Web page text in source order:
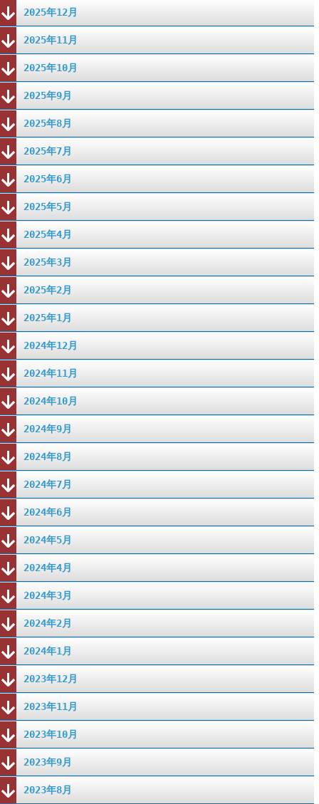
2025年12月
2025年11月
2025年10月
2025年9月
2025年8月
2025年7月
2025年6月
2025年5月
2025年4月
2025年3月
2025年2月
2025年1月
2024年12月
2024年11月
2024年10月
2024年9月
2024年8月
2024年7月
2024年6月
2024年5月
2024年4月
2024年3月
2024年2月
2024年1月
2023年12月
2023年11月
2023年10月
2023年9月
2023年8月